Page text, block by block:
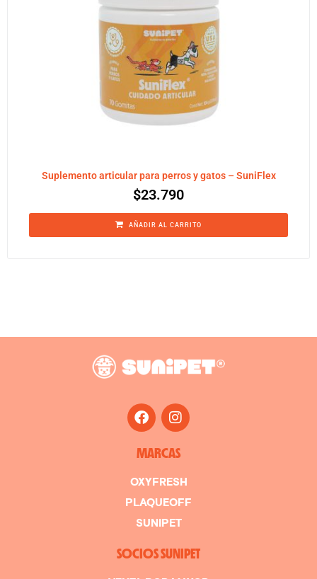
Suplemento articular para perros y gatos – SuniFlex
$23.790
AÑADIR AL CARRITO
MARCAS
OXYFRESH
PLAQUEOFF
SUNIPET
SOCIOS SUNIPET